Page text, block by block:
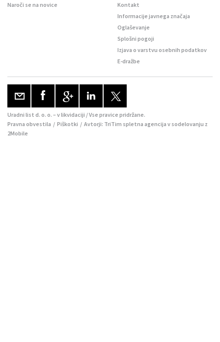
Naroči se na novice
Kontakt
Informacije javnega značaja
Oglaševanje
Splošni pogoji
Izjava o varstvu osebnih podatkov
E-dražbe
Uradni list d. o. o. – v likvidaciji / Vse pravice pridržane.
Pravna obvestila / Piškotki / Avtorji: TriTim spletna agencija v sodelovanju z
2Mobile